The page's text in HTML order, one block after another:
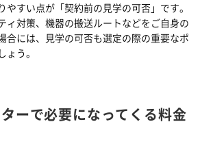
やすい点が「契約前の見学の可否」です。
ィ対策、機器の搬送ルートなどをご自身の
合には、見学の可否も選定の際の重要なポ
う。
ーで必要になってくる料金